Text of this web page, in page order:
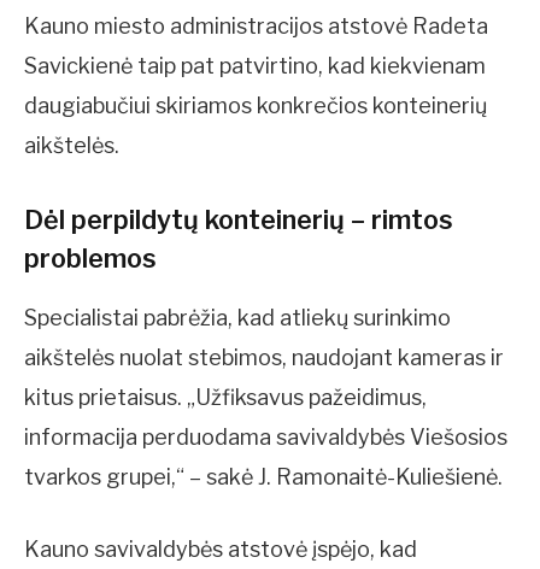
Kauno miesto administracijos atstovė Radeta
Savickienė taip pat patvirtino, kad kiekvienam
daugiabučiui skiriamos konkrečios konteinerių
aikštelės.
Dėl perpildytų konteinerių – rimtos
problemos
Specialistai pabrėžia, kad atliekų surinkimo
aikštelės nuolat stebimos, naudojant kameras ir
kitus prietaisus. „Užfiksavus pažeidimus,
informacija perduodama savivaldybės Viešosios
tvarkos grupei,“ – sakė J. Ramonaitė-Kuliešienė.
Kauno savivaldybės atstovė įspėjo, kad